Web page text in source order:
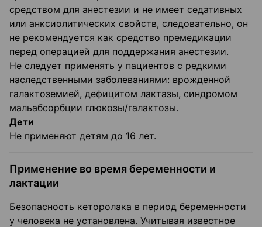
средством для анестезии и не имеет седативных
или анксиолитических свойств, следовательно, он
не рекомендуется как средство премедикации
перед операцией для поддержания анестезии.
Не следует применять у пациентов с редкими
наследственными заболеваниями: врожденной
галактоземией, дефицитом лактазы, синдромом
мальабсорбции глюкозы/галактозы.
Дети
Не применяют детям до 16 лет.
Применение во время беременности и
лактации
Безопасность кеторолака в период беременности
у человека не установлена. Учитывая известное